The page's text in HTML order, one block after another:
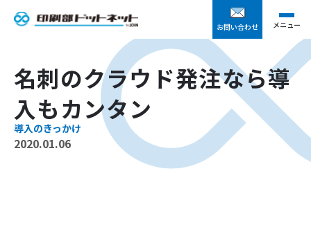
お問い合わせ メニュー
名刺のクラウド発注なら導
入もカンタン
導入のきっかけ
2020.01.06